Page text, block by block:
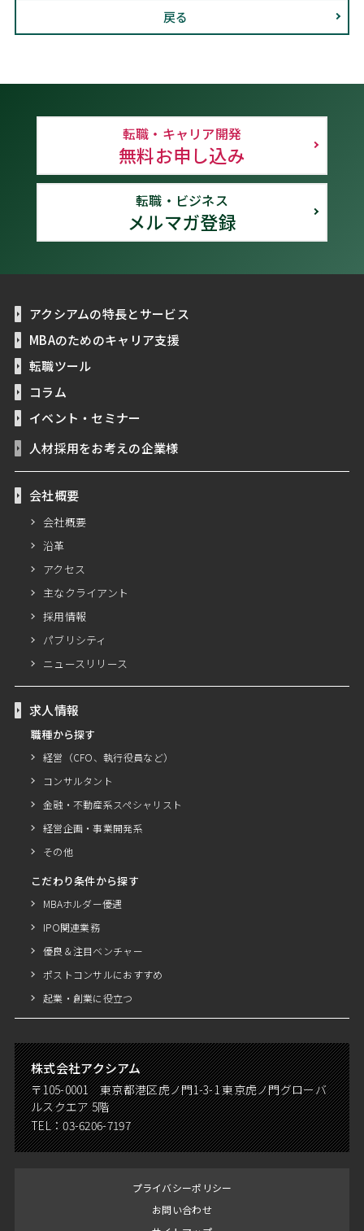
戻る
転職・キャリア開発
無料お申し込み
転職・ビジネス
メルマガ登録
アクシアムの特長とサービス
MBAのためのキャリア支援
転職ツール
コラム
イベント・セミナー
人材採用をお考えの企業様
会社概要
会社概要
沿革
アクセス
主なクライアント
採用情報
パブリシティ
ニュースリリース
求人情報
職種から探す
経営（CFO、執行役員など）
コンサルタント
金融・不動産系スペシャリスト
経営企画・事業開発系
その他
こだわり条件から探す
MBAホルダー優遇
IPO関連業務
優良＆注目ベンチャー
ポストコンサルにおすすめ
起業・創業に役立つ
株式会社アクシアム
〒105-0001 東京都港区虎ノ門1-3-1 東京虎ノ門グローバ
ルスクエア 5階
TEL：03-6206-7197
プライバシーポリシー
お問い合わせ